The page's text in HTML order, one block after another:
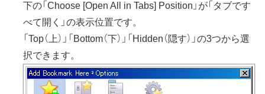
下の「Choose [Open All in Tabs] Position」が「タブです
べて開く」の表示位置です。
「Top（上）」「Bottom（下）」「Hidden（隠す）」の3つから選
択できます。